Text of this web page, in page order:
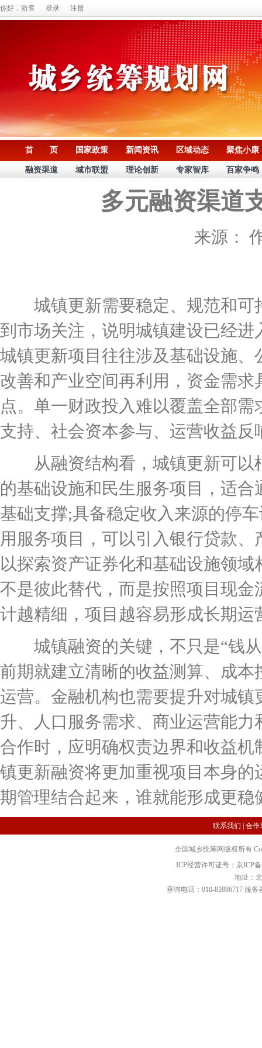
你好，游客 登录 注册
首 页 国家政策 新闻资讯 区域动态 聚焦小康
融资渠道 城市联盟 理论创新 专家智库 百家争鸣
多元融资渠道
来源：
城镇更新需要稳定、规范和可
到市场关注，说明城镇建设已经
城镇更新项目往往涉及基础设施
改善和产业空间再利用，资金需
点。单一财政投入难以覆盖全部
支持、社会资本参与、运营收益反
从融资结构看，城镇更新可以
的基础设施和民生服务项目，适
基础支撑;具备稳定收入来源的停
用服务项目，可以引入银行贷款
以探索资产证券化和基础设施领
不是彼此替代，而是按照项目现
计越精细，项目越容易形成长期运
城镇融资的关键，不只是“钱从
前期就建立清晰的收益测算、成
运营。金融机构也需要提升对城
升、人口服务需求、商业运营能
合作时，应明确权责边界和收益
镇更新融资将更加重视项目本身
期管理结合起来，谁就能形成更稳
联系我们 合作
全国城乡统筹网版权所有
ICP经营许可证号：京ICP备
地址：
垂询电话：010-83886717 服务